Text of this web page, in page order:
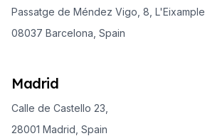
Passatge de Méndez Vigo, 8, L'Eixample,
08037 Barcelona, Spain
Madrid
Calle de Castello 23,
28001 Madrid, Spain